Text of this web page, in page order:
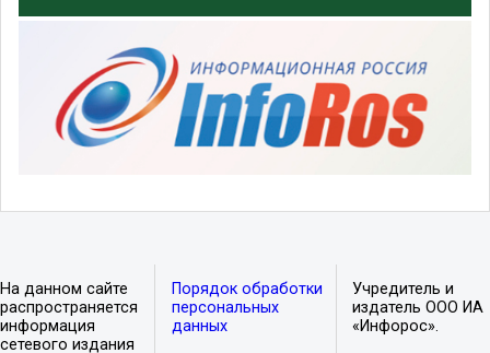
На данном сайте
распространяется
информация
сетевого издания
Порядок обработки
персональных
данных
Учредитель и
издатель ООО ИА
«Инфорос».